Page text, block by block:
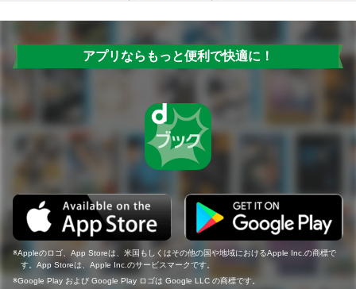
アプリならもっと便利で快適に！
Appleのロゴ、App Storeは、米国もしくはその他の国や地域におけるApple Inc.の商標で
す。App Storeは、Apple Inc.のサービスマークです。
Google Play および Google Play ロゴは Google LLC の商標です。